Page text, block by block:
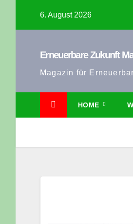
6. August 2026
Erneuerbare Zukunft
Magazin für
HOME